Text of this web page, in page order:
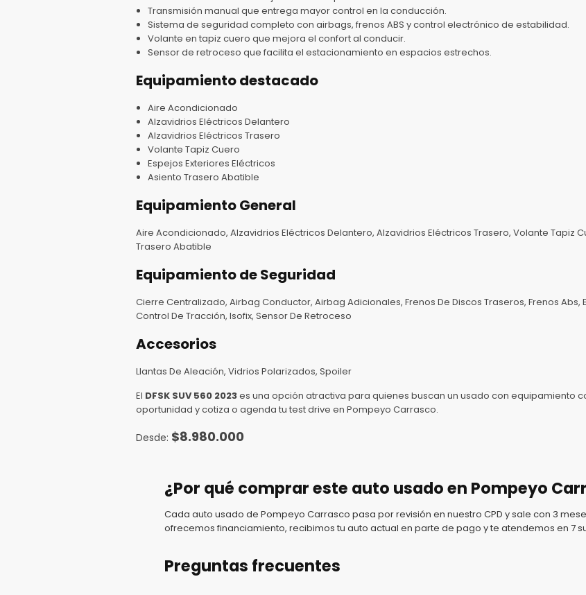
Transmisión manual que entrega mayor control en la conducción.
Sistema de seguridad completo con airbags, frenos ABS y control electrónico de estabilidad.
Volante en tapiz cuero que mejora el confort al conducir.
Sensor de retroceso que facilita el estacionamiento en espacios estrechos.
Equipamiento destacado
Aire Acondicionado
Alzavidrios Eléctricos Delantero
Alzavidrios Eléctricos Trasero
Volante Tapiz Cuero
Espejos Exteriores Eléctricos
Asiento Trasero Abatible
Equipamiento General
Aire Acondicionado, Alzavidrios Eléctricos Delantero, Alzavidrios Eléctricos Trasero, Volante Tapiz
Trasero Abatible
Equipamiento de Seguridad
Cierre Centralizado, Airbag Conductor, Airbag Adicionales, Frenos De Discos Traseros, Frenos
Control De Tracción, Isofix, Sensor De Retroceso
Accesorios
Llantas De Aleación, Vidrios Polarizados, Spoiler
El DFSK SUV 560 2023es una opción atractiva para quienes buscan un usado con equipamiento
oportunidad y cotiza o agenda tu test drive en Pompeyo Carrasco.
$8.980.000
¿Por qué comprar este auto usado en Pompeyo
Cada auto usado de Pompeyo Carrasco pasa por revisión en nuestro CPD y sale con 3
ofrecemos financiamiento, recibimos tu auto actual en parte de pago y te atendemos en 7
Preguntas frecuentes